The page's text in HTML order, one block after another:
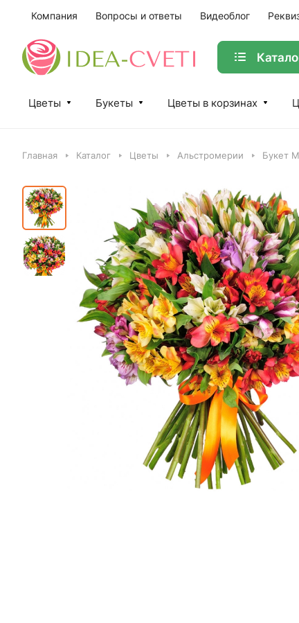
Компания Вопросы и ответы Видеоблог
Цветы Букеты Цветы в корзинах
Главная Каталог Цветы Альстромерии Букет